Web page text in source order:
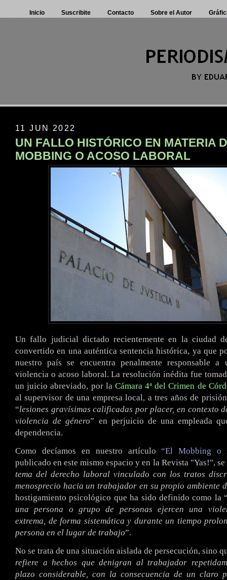
Inicio Suscribite Contacto Sobre el Autor
11 JUN 2022
UN FALLO HISTÓRICO EN MATERIA
MOBBING O ACOSO LABORAL
Un fallo judicial dictado recientemente en la ciudad
convertido en una auténtica sentencia histórica, ya que
nuestro país se encuentra penalmente responsable a
violencia o acoso laboral. La resolución inédita fue
un juicio abreviado, por la Cámara 4ª del Crimen de
al supervisor de una empresa local, a tres años de
“lesiones gravísimas calificadas por placer, en contexto
violencia de género” en perjuicio de una empleada
dependencia.
Como decíamos en nuestro artículo“El Mobbing o
publicado en este mismo espacio y en la Revista "Yas!", se
tema del derecho laboral vinculado con los tratos
menosprecio hacia un trabajador en su propio ambiente
hostigamiento psicológico que ha sido definido como la
una persona o grupo de personas ejercen una
extrema, de forma sistemática y durante un tiempo
persona en el lugar de trabajo”.
No se trata de una situación aislada de persecución, sino
refiere a hechos que denigran al trabajador
plazo considerable, con la consecuencia de un claro